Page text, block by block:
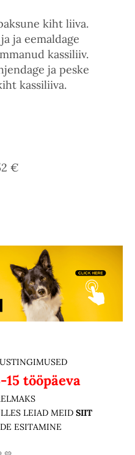
kiht liiva.
ja eemaldage
kassiliiv.
ja peske
kassiliiva.
€
15 tööpäeva
LEIAD MEID SIIT
ESITAMINE